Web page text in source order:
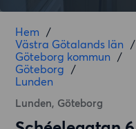
Hem /
Västra Götalands län /
Göteborg kommun /
Göteborg /
Lunden
Lunden, Göteborg